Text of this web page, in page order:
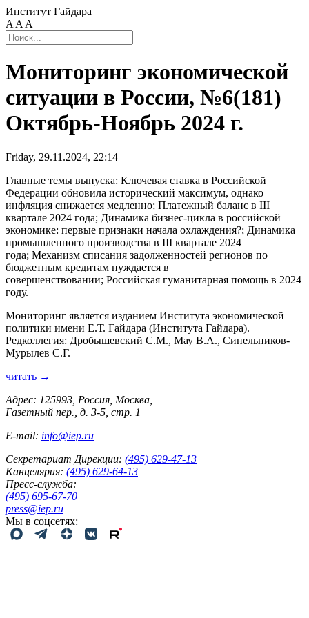
Институт Гайдара
A A A
Мониторинг экономической
ситуации в России, №6(181)
Октябрь-Ноябрь 2024 г.
Friday, 29.11.2024, 22:14
Главные темы выпуска: Ключевая ставка в Российской
Федерации обновила исторический максимум, однако
инфляция снижается медленно; Платежный баланс в III
квартале 2024 года; Динамика бизнес-цикла в российской
экономике: первые признаки начала охлаждения?; Динамика
промышленного производства в III квартале 2024
года; Механизм списания задолженностей регионов по
бюджетным кредитам нуждается в
совершенствовании; Российская гуманитарная помощь в 2024
году.
Мониторинг является изданием Института экономической
политики имени Е.Т. Гайдара (Института Гайдара).
Редколлегия: Дробышевский С.М., Мау В.А., Синельников-
Мурылев С.Г.
читать →
Адрес: 125993, Россия, Москва,
Газетный пер., д. 3-5, стр. 1
E-mail: info@iep.ru
Секретариат Дирекции: (495) 629-47-13
Канцелярия: (495) 629-64-13
Пресс-служба:
(495) 695-67-70
press@iep.ru
Мы в соцсетях: